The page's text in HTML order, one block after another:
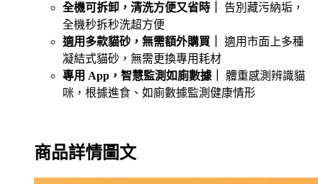
全機可拆卸，清洗方便又省時｜
告別藏污納垢，
全機秒拆秒洗超方便
適用多款貓砂，無需額外購買｜
適用市面上多種
凝結式貓砂，無需更換專用耗材
專用 App，智慧監測如廁數據｜
體重感測辨識貓
咪，根據進食、如廁數據監測健康情形
商品詳情圖文